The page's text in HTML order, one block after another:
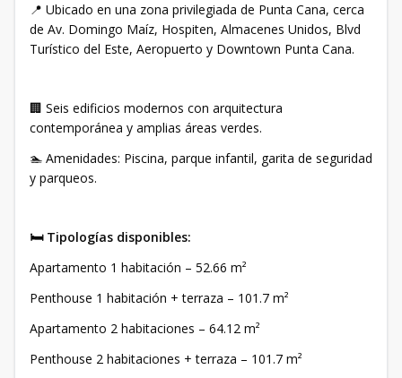
📍 Ubicado en una zona privilegiada de Punta Cana, cerca
de Av. Domingo Maíz, Hospiten, Almacenes Unidos, Blvd
Turístico del Este, Aeropuerto y Downtown Punta Cana.
🏢 Seis edificios modernos con arquitectura
contemporánea y amplias áreas verdes.
🏊 Amenidades: Piscina, parque infantil, garita de seguridad
y parqueos.
🛏️ Tipologías disponibles:
Apartamento 1 habitación – 52.66 m²
Penthouse 1 habitación + terraza – 101.7 m²
Apartamento 2 habitaciones – 64.12 m²
Penthouse 2 habitaciones + terraza – 101.7 m²